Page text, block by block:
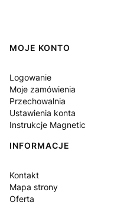
Linki w stopce
MOJE KONTO
Logowanie
Moje zamówienia
Przechowalnia
Ustawienia konta
Instrukcje Magnetic
INFORMACJE
Kontakt
Mapa strony
Oferta